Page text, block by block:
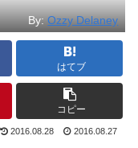
By:Ozzy Delaney
はてブ
コピー
2016.08.28 2016.08.27